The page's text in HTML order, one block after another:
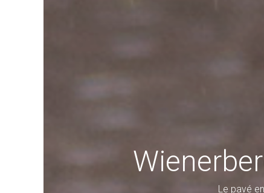
Le pavé